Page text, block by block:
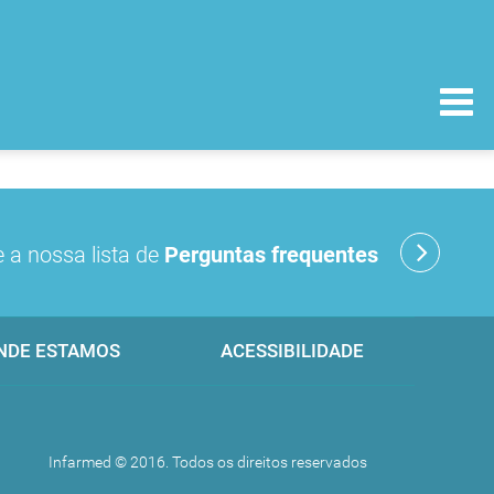
a nossa lista de Perguntas frequentes
ESTAMOS ACESSIBILIDADE
Infarmed © 2016. Todos os direitos reservados